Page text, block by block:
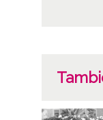
Autor